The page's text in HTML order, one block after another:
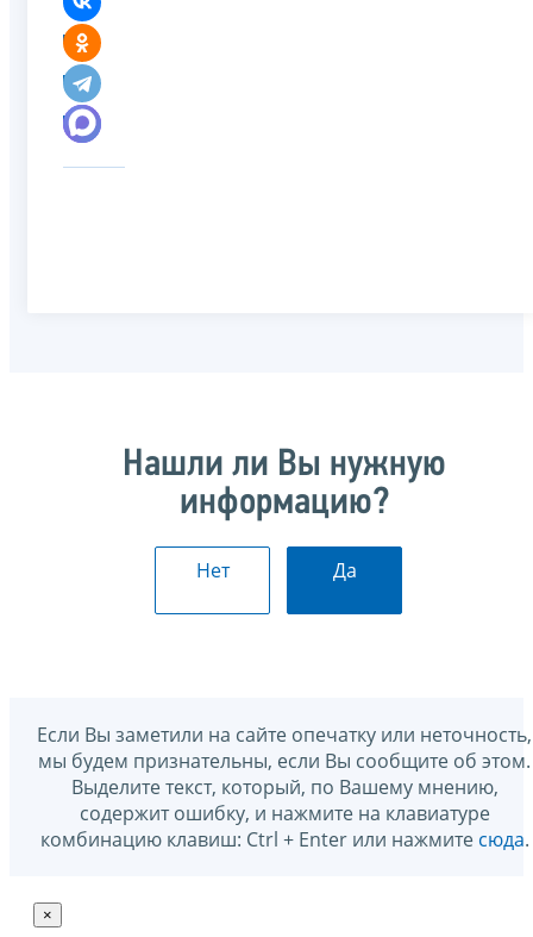
Нашли ли Вы нужную
информацию?
Нет Да
Если Вы заметили на сайте опечатку или неточность,
мы будем признательны, если Вы сообщите об этом.
Выделите текст, который, по Вашему мнению,
содержит ошибку, и нажмите на клавиатуре
комбинацию клавиш: Ctrl + Enter или нажмите сюда.
×